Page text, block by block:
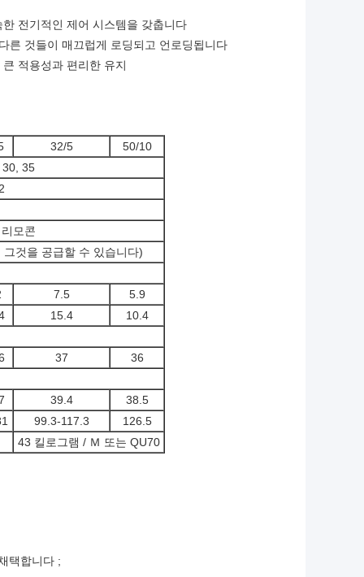
전기적인 제어 시스템을 갖춥니다
른 것들이 매끄럽게 로딩되고 언로딩됩니다
적용성과 편리한 유지
32/5
50/10
35
모콘
것을 공급할 수 있습니다)
7.5
5.9
15.4 10.4
37 36
39.4
38.5
99.3-117.3
126.5
43 킬로그램 / Ｍ 또는 QU70
택합니다 ;